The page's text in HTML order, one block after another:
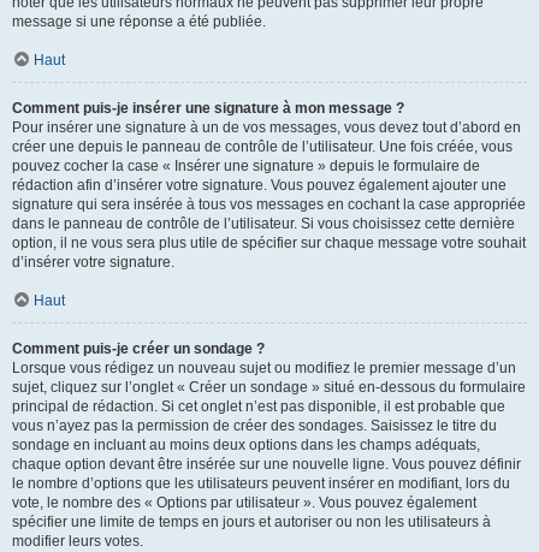
message si une réponse a été publiée.
Haut
Comment puis-je insérer une signature à mon message ?
Pour insérer une signature à un de vos messages, vous devez tout d’abord en
créer une depuis le panneau de contrôle de l’utilisateur. Une fois créée, vous
pouvez cocher la case « Insérer une signature » depuis le formulaire de
rédaction afin d’insérer votre signature. Vous pouvez également ajouter une
signature qui sera insérée à tous vos messages en cochant la case appropriée
dans le panneau de contrôle de l’utilisateur. Si vous choisissez cette dernière
option, il ne vous sera plus utile de spécifier sur chaque message votre souhait
d’insérer votre signature.
Haut
Comment puis-je créer un sondage ?
Lorsque vous rédigez un nouveau sujet ou modifiez le premier message d’un
sujet, cliquez sur l’onglet « Créer un sondage » situé en-dessous du formulaire
principal de rédaction. Si cet onglet n’est pas disponible, il est probable que
vous n’ayez pas la permission de créer des sondages. Saisissez le titre du
sondage en incluant au moins deux options dans les champs adéquats,
chaque option devant être insérée sur une nouvelle ligne. Vous pouvez définir
le nombre d’options que les utilisateurs peuvent insérer en modifiant, lors du
vote, le nombre des « Options par utilisateur ». Vous pouvez également
spécifier une limite de temps en jours et autoriser ou non les utilisateurs à
modifier leurs votes.